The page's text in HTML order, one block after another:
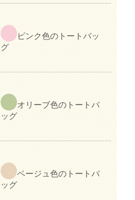
ピンク色のトートバッ
グ
オリーブ色のトートバ
ッグ
ベージュ色のトートバ
ッグ